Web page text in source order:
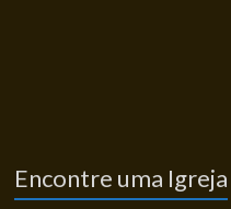
Encontre uma Igreja